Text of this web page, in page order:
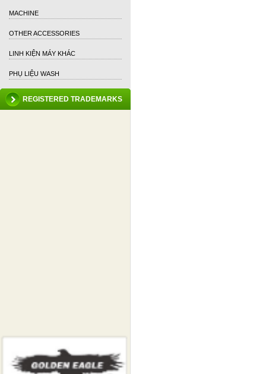
MACHINE
OTHER ACCESSORIES
LINH KIỆN MÁY KHÁC
PHỤ LIỆU WASH
REGISTERED TRADEMARKS